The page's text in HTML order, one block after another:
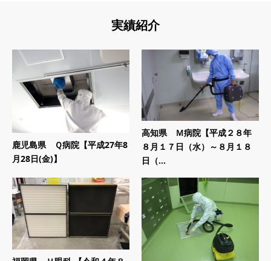
実績紹介
鹿児島県 Ｑ病院【平成27年8
月28日(金)】
高知県 Ｍ病院【平成２８年
８月１７日（水）～８月１８
日（...